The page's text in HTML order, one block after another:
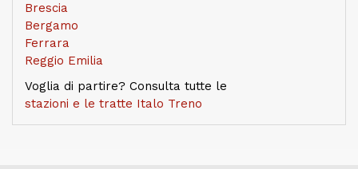
Brescia
Bergamo
Ferrara
Reggio Emilia
Voglia di partire? Consulta tutte le
stazioni e le tratte Italo Treno